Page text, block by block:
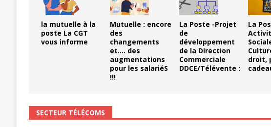
[ 3 avril 2026 ]
la mutuelle à la poste La CGT vous
[ 3 avril 2026 ] Mutuelle : encore des changements et….
POSTAL
[ 19 septembre 2025 ]
La Poste -Projet de
SECTEUR POSTAL
La Poste – Activités Sociales et
la mutuelle à la
poste La CGT
vous informe
Mutuelle : encore
des
changements
et…. des
augmentations
pour les salariéS
!!!
La Poste -Projet
de
développement
de la Direction
Commerciale
DDCE/Télévente :
La
droit,
SECTEUR TÉLÉCOMS